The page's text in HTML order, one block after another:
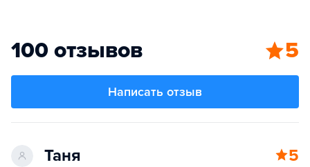
100 отзывов 5
Написать отзыв
Таня 5